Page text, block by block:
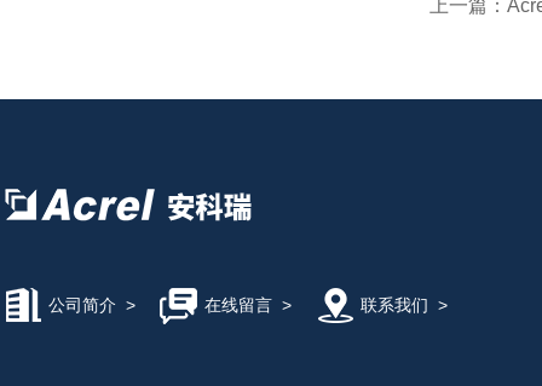
上一篇：
公司简介 > 在线留言> 联系我们 >